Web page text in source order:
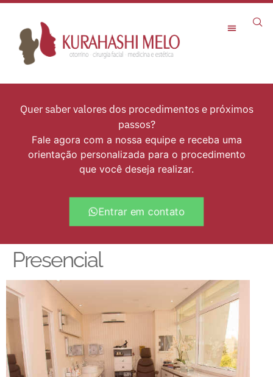
Quer saber valores dos procedimentos e próximos
passos?
Fale agora com a nossa equipe e receba uma
orientação personalizada para o procedimento
que você deseja realizar.
Entrar em contato
Presencial